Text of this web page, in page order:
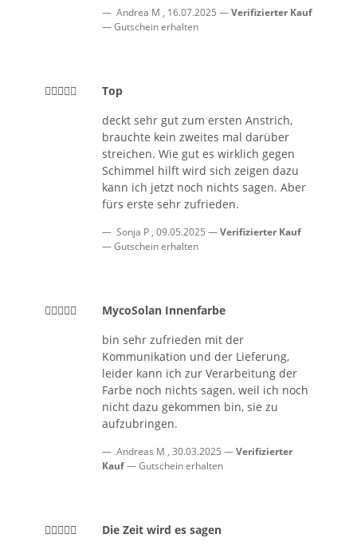
Andrea M , 16.07.2025
Verifizierter Kauf
Gutschein erhalten
Top
deckt sehr gut zum ersten Anstrich,
brauchte kein zweites mal darüber
streichen. Wie gut es wirklich gegen
Schimmel hilft wird sich zeigen dazu
kann ich jetzt noch nichts sagen. Aber
fürs erste sehr zufrieden.
Sonja P , 09.05.2025
Verifizierter Kauf
Gutschein erhalten
MycoSolan Innenfarbe
bin sehr zufrieden mit der
Kommunikation und der Lieferung,
leider kann ich zur Verarbeitung der
Farbe noch nichts sagen, weil ich noch
nicht dazu gekommen bin, sie zu
aufzubringen.
Andreas M , 30.03.2025
Verifizierter
Kauf
Gutschein erhalten
Die Zeit wird es sagen